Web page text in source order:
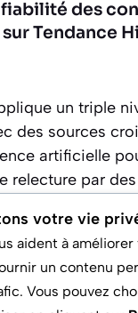
des
Tendance
un triple
des sources
artificielle
relecture par
offre la
?
votre vie
aident à
un contenu
Vous pouvez